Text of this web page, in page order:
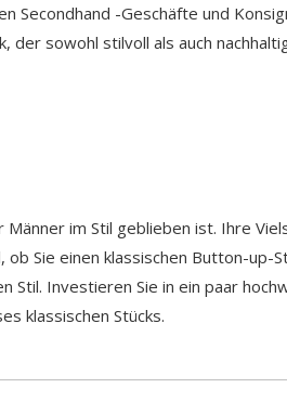
Secondhand -Geschäfte und
der sowohl stilvoll als auch
im Stil geblieben ist. Ihre
Sie einen klassischen Button-
Stil. Investieren Sie in ein paar
klassischen Stücks.